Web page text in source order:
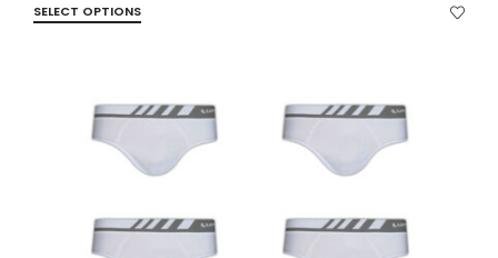
SELECT OPTIONS